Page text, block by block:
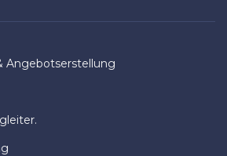
Angebotserstellung